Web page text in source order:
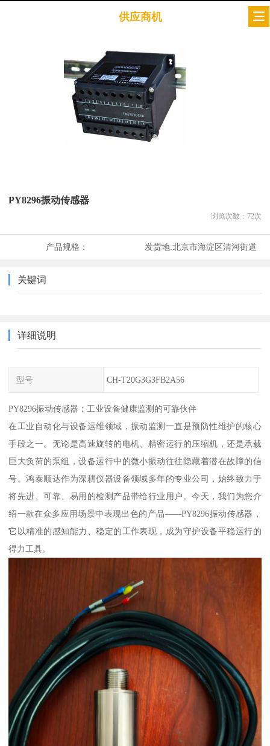
供应商机
PY8296振动传感器
浏览次数： 72次
产品规格： 发货地:北京市海淀区清河街道
关键词
详细说明
型号 CH-T20G3G3FB2A56
PY8296振动传感器：工业设备健康监测的可靠伙伴
在工业自动化与设备运维领域，振动监测一直是预防性维护的核心
手段之一。无论是高速旋转的电机、精密运行的压缩机，还是承载
巨大负荷的泵组，设备运行中的微小振动往往隐藏着潜在故障的信
号。鸿泰顺达作为深耕仪器设备领域多年的专业公司，始终致力于
将先进、可靠、易用的检测产品带给行业用户。今天，我们为您介
绍一款在众多应用场景中表现出色的产品——PY8296振动传感器，
它以精准的感知能力、稳定的工作表现，成为守护设备平稳运行的
得力工具。